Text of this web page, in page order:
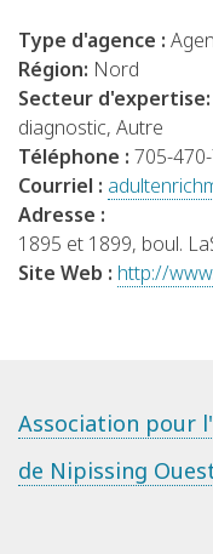
Type d'agence :
Région: Nord
Secteur d'expertise:
diagnostic, Autre
Téléphone : 705-
Courriel :
Adresse :
1895 et 1899, boul.
Site Web : http://
Association pour
de Nipissing